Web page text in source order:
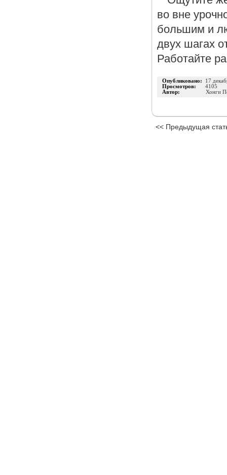
во вне
большим и
двух шагах
Работайте
Опубликовано: 17
Просмотров: 4105
Автор:
Хонги
<< Предыдущая